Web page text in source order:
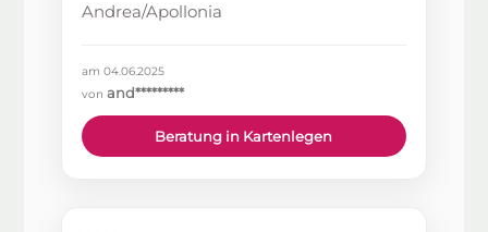
Andrea/Apollonia
am 04.06.2025
vonand*********
Beratung in Kartenlegen